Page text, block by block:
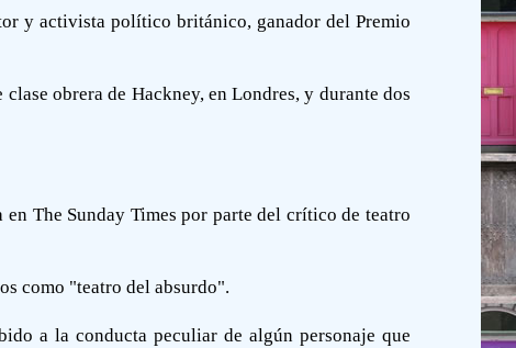
y activista político británico, ganador del Premio
obrera de Hackney, en Londres, y durante dos
The Sunday Times por parte del crítico de teatro
como "teatro del absurdo".
a la conducta peculiar de algún personaje que